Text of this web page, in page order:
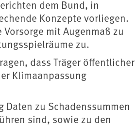
dem Bund, in
Konzepte vorliegen.
mit Augenmaß zu
zu.
dass Träger öffentlicher
Klimaanpassung
zu Schadenssummen
sind, sowie zu den